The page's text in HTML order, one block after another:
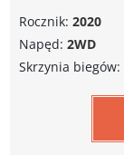
Rocznik: 2020
Napęd: 2WD
Skrzynia biegów: